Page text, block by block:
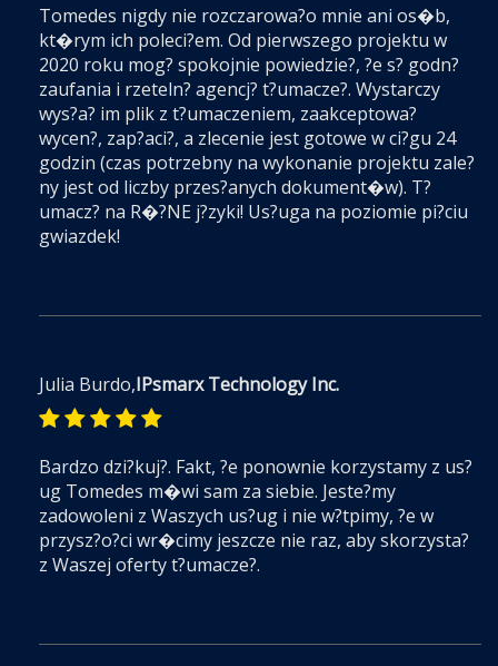
Tomedes nigdy nie rozczarowa?o mnie ani os�b,
kt�rym ich poleci?em. Od pierwszego projektu w
2020 roku mog? spokojnie powiedzie?, ?e s? godn?
zaufania i rzeteln? agencj? t?umacze?. Wystarczy
wys?a? im plik z t?umaczeniem, zaakceptowa?
wycen?, zap?aci?, a zlecenie jest gotowe w ci?gu 24
godzin (czas potrzebny na wykonanie projektu zale?
ny jest od liczby przes?anych dokument�w). T?
umacz? na R�?NE j?zyki! Us?uga na poziomie pi?ciu
gwiazdek!
Julia Burdo,IPsmarx Technology Inc.
Bardzo dzi?kuj?. Fakt, ?e ponownie korzystamy z us?
ug Tomedes m�wi sam za siebie. Jeste?my
zadowoleni z Waszych us?ug i nie w?tpimy, ?e w
przysz?o?ci wr�cimy jeszcze nie raz, aby skorzysta?
z Waszej oferty t?umacze?.